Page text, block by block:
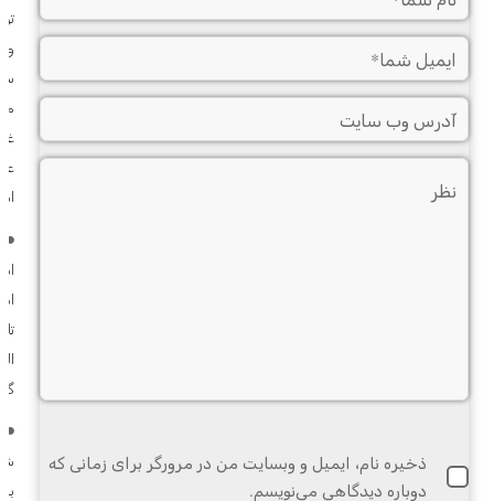
ذخیره نام، ایمیل و وبسایت من در مرورگر برای زمانی که
دوباره دیدگاهی می‌نویسم.
و